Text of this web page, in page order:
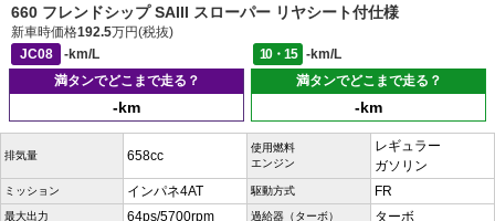
660 フレンドシップ SAIII スローパー リヤシート付仕様
新車時価格192.5万円(税抜)
JC08
-km/L 10・15
-km/L
満タンでどこまで走る？
-km
満タンでどこまで走る？
-km
排気量 658cc
使用燃料
エンジン
レギュラー
ガソリン
ミッション インパネ4AT 駆動方式 FR
最大出力 64ps/5700rpm 過給器（ターボ） ターボ